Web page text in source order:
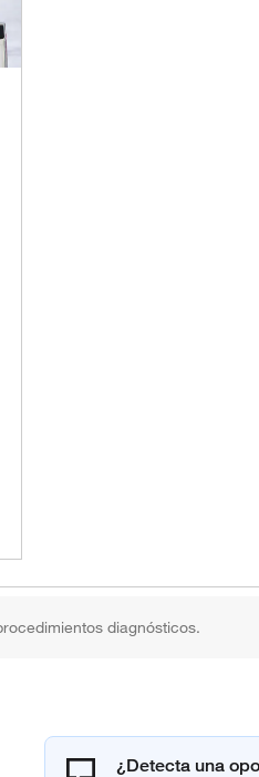
diagnósticos.
¿Detecta una